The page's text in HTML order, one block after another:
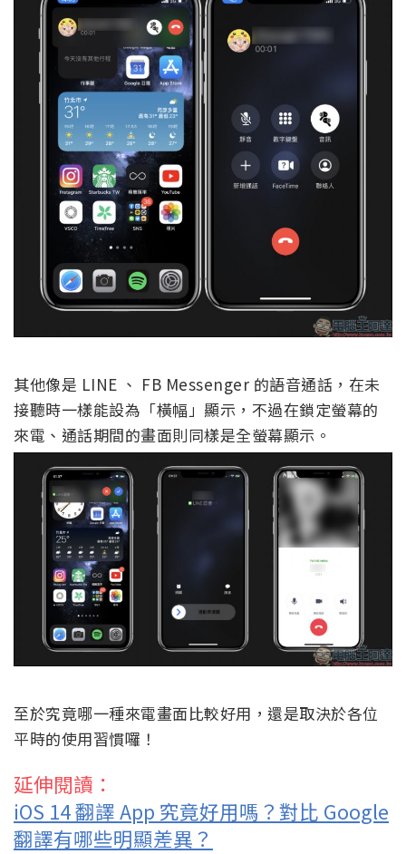
其他像是 LINE 、 FB Messenger 的語音通話，在未
接聽時一樣能設為「橫幅」顯示，不過在鎖定螢幕的
來電、通話期間的畫面則同樣是全螢幕顯示。
至於究竟哪一種來電畫面比較好用，還是取決於各位
平時的使用習慣囉！
延伸閱讀：
iOS 14 翻譯 App 究竟好用嗎？對比 Google
翻譯有哪些明顯差異？